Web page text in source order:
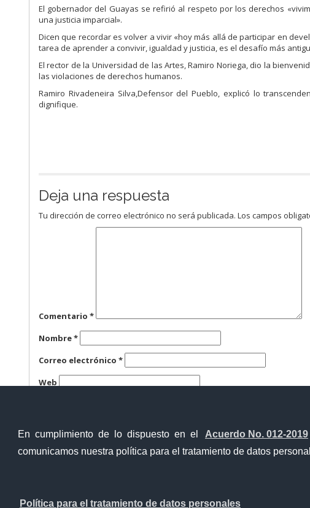
En cumplimiento de lo dispuesto en el Acuerdo No. 012-2019
comunicamos nuestra política para el tratamiento de datos
Política para el tratamiento de datos personales
El gobernador del Guayas se refirió al respeto por los derechos
una justicia imparcial».
Dicen que recordar es volver a vivir «hoy más allá de participar en
tarea de aprender a convivir, igualdad y justicia, es el desafío más
El rector de la Universidad de las Artes, Ramiro Noriega, dio la
las violaciones de derechos humanos.
Ramiro Rivadeneira Silva,Defensor del Pueblo, explicó lo
dignifique.
Deja una respuesta
Tu dirección de correo electrónico no será publicada. Los campos
Comentario*
Nombre*
Correo electrónico*
Web